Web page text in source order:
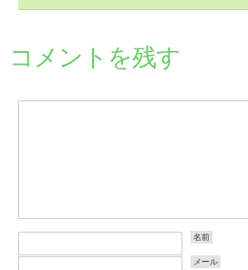
コメントを残す
名前
メール